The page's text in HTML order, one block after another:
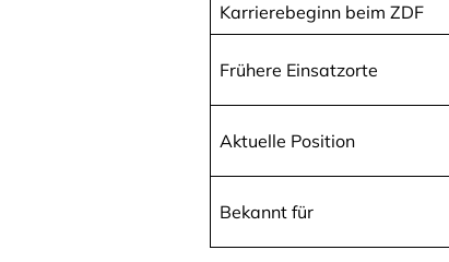
Karrierebeginn beim ZDF
Frühere Einsatzorte
Aktuelle Position
Bekannt für